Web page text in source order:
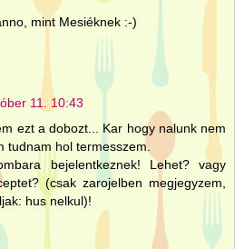
mint Mesiéknek :-)
11. 10:43
ezt a dobozt... Kar hogy nalunk nem
tudnam hol termesszem.
bejelentkeznek! Lehet? vagy
(csak zarojelben megjegyzem,
hus nelkul)!